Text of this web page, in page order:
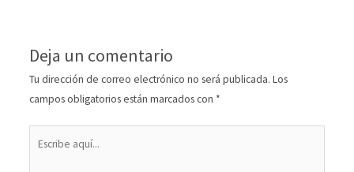
Deja un comentario
Tu dirección de correo electrónico no será publicada. Los
campos obligatorios están marcados con *